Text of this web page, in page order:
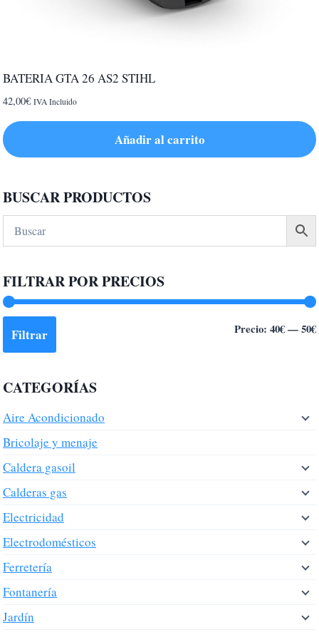
BATERIA GTA 26 AS2 STIHL
42,00€ IVA Incluido
Añadir al carrito
BUSCAR PRODUCTOS
FILTRAR POR PRECIOS
Filtrar Precio: 40€—50€
CATEGORÍAS
Aire Acondicionado
Bricolaje y menaje
Caldera gasoil
Calderas gas
Electricidad
Electrodomésticos
Ferretería
Fontanería
Jardín